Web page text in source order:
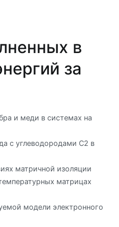
в
за
и меди в системах на
с углеводородами С2 в
матричной изоляции
матрицах
модели электронного